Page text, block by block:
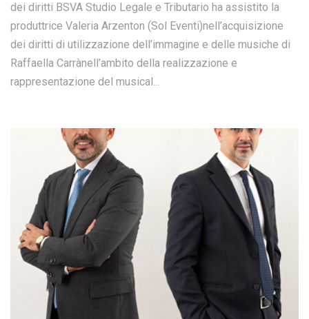
dei diritti BSVA Studio Legale e Tributario ha assistito la
produttrice Valeria Arzenton (Sol Eventi)nell’acquisizione
dei diritti di utilizzazione dell’immagine e delle musiche di
Raffaella Carrànell’ambito della realizzazione e
rappresentazione del musical...